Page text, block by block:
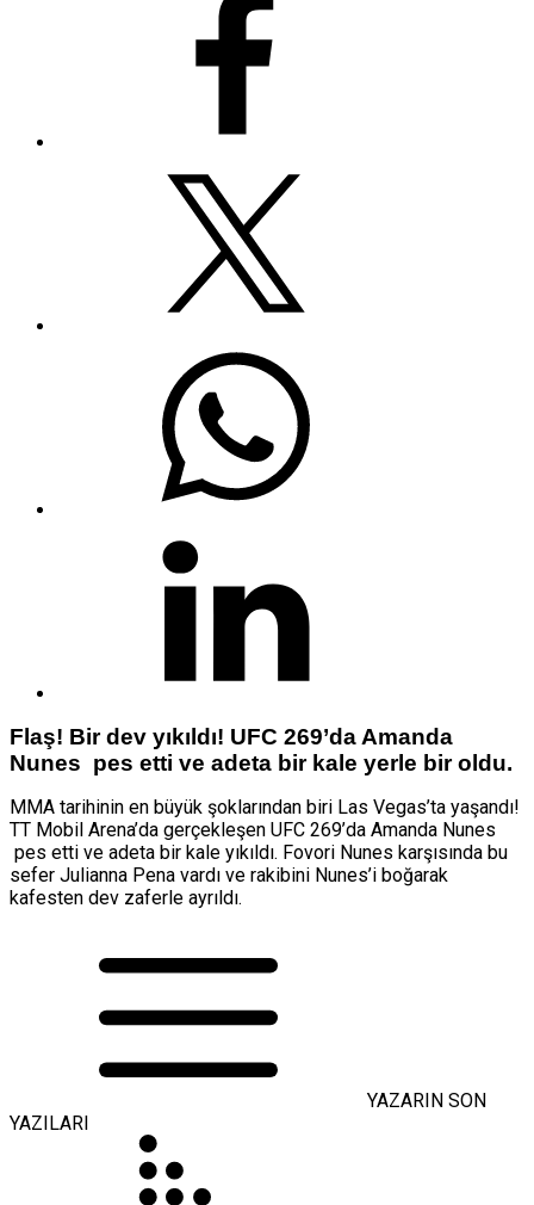
Flaş! Bir dev yıkıldı! UFC 269’da Amanda
Nunes pes etti ve adeta bir kale yerle bir oldu.
MMA tarihinin en büyük şoklarından biri Las Vegas’ta yaşandı!
TT Mobil Arena’da gerçekleşen UFC 269’da Amanda Nunes
pes etti ve adeta bir kale yıkıldı. Fovori Nunes karşısında bu
sefer Julianna Pena vardı ve rakibini Nunes’i boğarak
kafesten dev zaferle ayrıldı.
YAZARIN SON
YAZILARI